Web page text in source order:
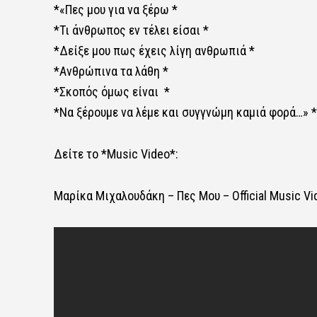
*«Πες μου για να ξέρω *
*Τι άνθρωπος εν τέλει είσαι *
*Δείξε μου πως έχεις λίγη ανθρωπιά *
*Ανθρώπινα τα λάθη *
*Σκοπός όμως είναι *
*Να ξέρουμε να λέμε και συγγνώμη καμιά φορά…» *
Δείτε το *Music Video*:
Μαρίκα Μιχαλουδάκη – Πες Μου – Official Music